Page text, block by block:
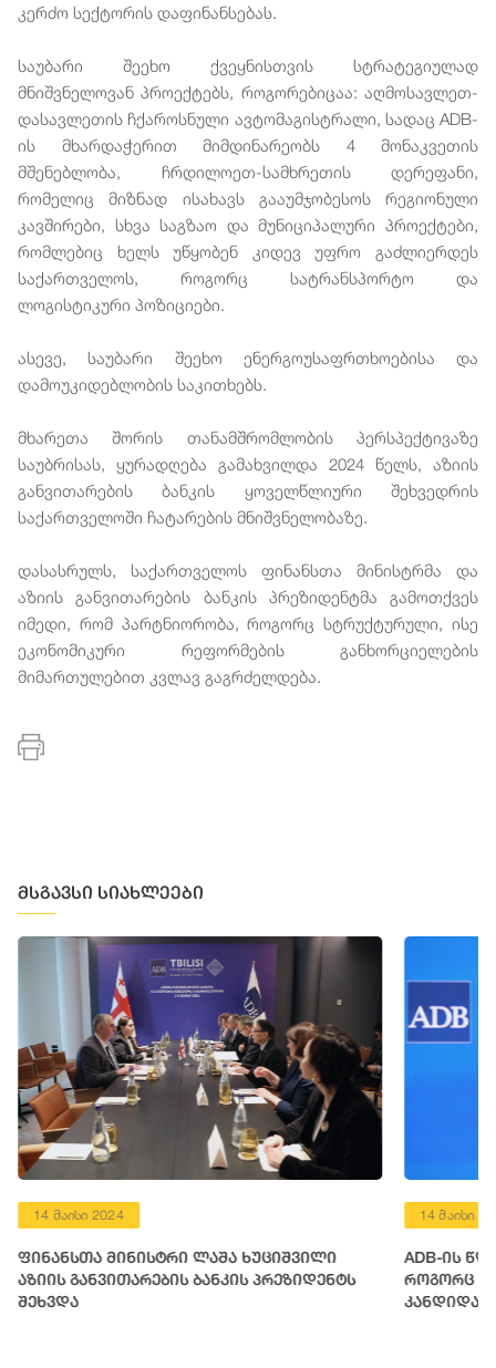
კერძო სექტორის დაფინანსებას.
საუბარი შეეხო ქვეყნისთვის სტრატეგიულად
მნიშვნელოვან პროექტებს, როგორებიცაა: აღმოსავლეთ-
დასავლეთის ჩქაროსნული ავტომაგისტრალი, სადაც ADB-
ის მხარდაჭერით მიმდინარეობს 4 მონაკვეთის
მშენებლობა, ჩრდილოეთ-სამხრეთის დერეფანი,
რომელიც მიზნად ისახავს გააუმჯობესოს რეგიონული
კავშირები, სხვა საგზაო და მუნიციპალური პროექტები,
რომლებიც ხელს უწყობენ კიდევ უფრო გაძლიერდეს
საქართველოს, როგორც სატრანსპორტო და
ლოგისტიკური პოზიციები.
ასევე, საუბარი შეეხო ენერგოუსაფრთხოებისა და
დამოუკიდებლობის საკითხებს.
მხარეთა შორის თანამშრომლობის პერსპექტივაზე
საუბრისას, ყურადღება გამახვილდა 2024 წელს, აზიის
განვითარების ბანკის ყოველწლიური შეხვედრის
საქართველოში ჩატარების მნიშვნელობაზე.
დასასრულს, საქართველოს ფინანსთა მინისტრმა და
აზიის განვითარების ბანკის პრეზიდენტმა გამოთქვეს
იმედი, რომ პარტნიორობა, როგორც სტრუქტურული, ისე
ეკონომიკური რეფორმების განხორციელების
მიმართულებით კვლავ გაგრძელდება.
მსგავსი სიახლეები
14 მაისი 2024
ფინანსთა მინისტრი ლაშა ხუციშვილი
აზიის განვითარების ბანკის პრეზიდენტს
შეხვდა
14 მაისი
ADB-ის
როგორც